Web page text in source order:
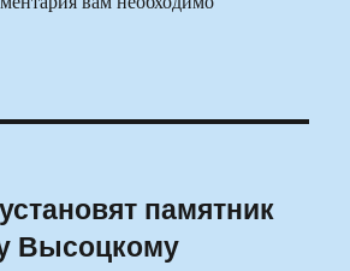
памятник
Высоцкому